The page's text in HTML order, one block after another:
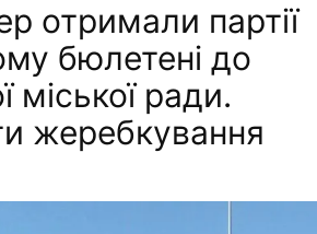
отримали партії
бюлетені до
міської ради.
жеребкування